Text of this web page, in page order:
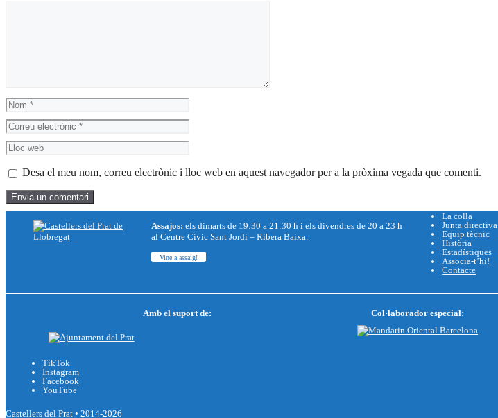
Nom
Correu
electrònic
Lloc
web
Desa el meu nom, correu electrònic i lloc web en aquest navegador per a la pròxima vegada que comenti.
Assajos: els dimarts de 19:30 a 21:30 h i els divendres de 20 a 23 h
al Centre Cívic Sant Jordi – Ribera Baixa.
Vine a assaig!
La colla
Junta directiva
Equip tècnic
Història
Estadístiques
Associa-t’hi!
Contacte
Amb el suport de: Col·laborador especial:
TikTok
Instagram
Facebook
YouTube
Castellers del Prat • 2014-2026